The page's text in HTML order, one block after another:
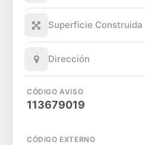
Superficie Construida
Dirección
CÓDIGO AVISO
113679019
CÓDIGO EXTERNO